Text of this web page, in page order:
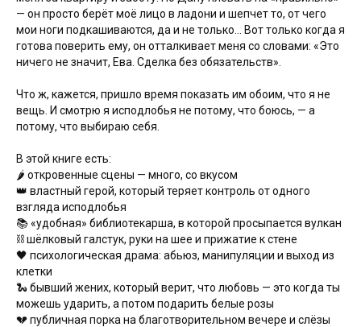
— он просто берёт моё лицо в ладони и шепчет то, от чего
мои ноги подкашиваются, да и не только... Вот только когда я
готова поверить ему, он отталкивает меня со словами: «Это
ничего не значит, Ева. Сделка без обязательств».
Что ж, кажется, пришло время показать им обоим, что я не
вещь. И смотрю я исподлобья не потому, что боюсь, — а
потому, что выбираю себя.
В этой книге есть:
🌶 откровенные сцены — много, со вкусом
👑 властный герой, который теряет контроль от одного
взгляда исподлобья
📚 «удобная» библиотекарша, в которой просыпается вулкан
⛓ шёлковый галстук, руки на шее и прижатие к стене
🖤 психологическая драма: абьюз, манипуляции и выход из
клетки
🐍 бывший жених, который верит, что любовь — это когда ты
можешь ударить, а потом подарить белые розы
💔 публичная порка на благотворительном вечере и слёзы